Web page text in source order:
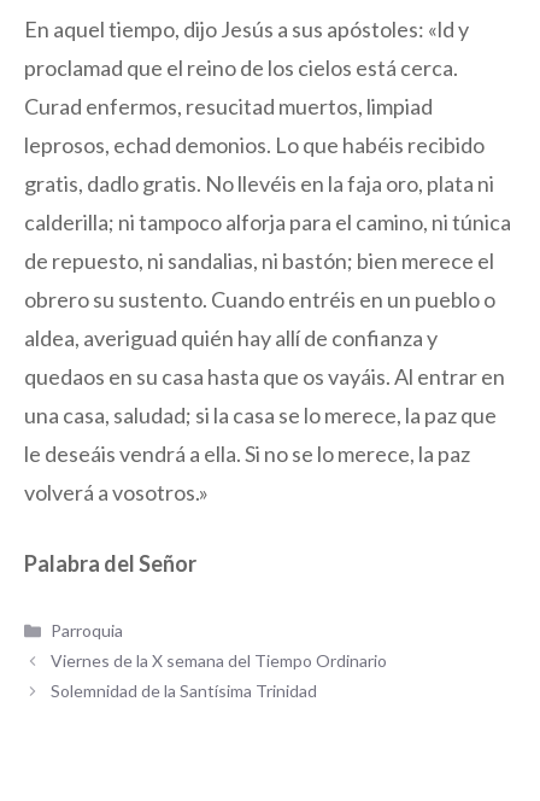
En aquel tiempo, dijo Jesús a sus apóstoles: «ld y
proclamad que el reino de los cielos está cerca.
Curad enfermos, resucitad muertos, limpiad
leprosos, echad demonios. Lo que habéis recibido
gratis, dadlo gratis. No llevéis en la faja oro, plata ni
calderilla; ni tampoco alforja para el camino, ni túnica
de repuesto, ni sandalias, ni bastón; bien merece el
obrero su sustento. Cuando entréis en un pueblo o
aldea, averiguad quién hay allí de confianza y
quedaos en su casa hasta que os vayáis. Al entrar en
una casa, saludad; si la casa se lo merece, la paz que
le deseáis vendrá a ella. Si no se lo merece, la paz
volverá a vosotros.»
Palabra del Señor
Categorías
Parroquia
Viernes de la X semana del Tiempo Ordinario
Solemnidad de la Santísima Trinidad